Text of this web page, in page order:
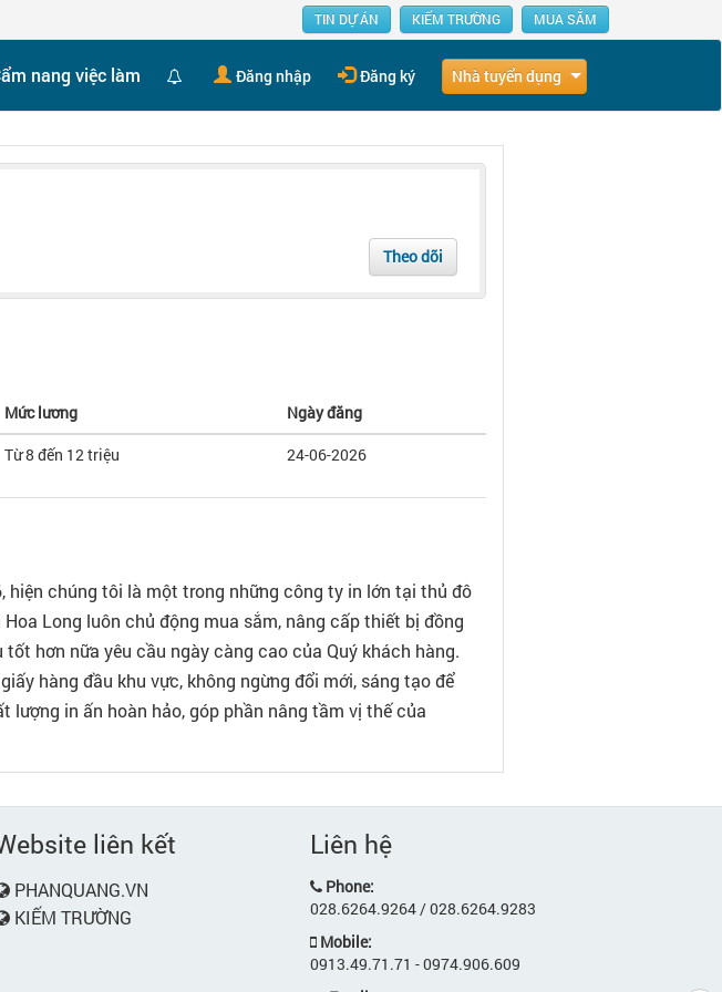
TIN DỰ ÁN KIẾM TRƯỜNG MUA SẮM
nang việc làm Đăng nhập Đăng ký Nhà tuyển dụng
Theo dõi
Mức lương
Ngày đăng
Từ 8 đến 12 triệu 24-06-2026
chúng tôi là một trong những công ty in lớn tại thủ đô
Long luôn chủ động mua sắm, nâng cấp thiết bị đồng
hơn nữa yêu cầu ngày càng cao của Quý khách hàng.
hàng đầu khu vực, không ngừng đổi mới, sáng tạo để
lượng in ấn hoàn hảo, góp phần nâng tầm vị thế của
liên kết
PHANQUANG.VN
KIẾM TRƯỜNG
Liên hệ
Phone:
028.6264.9264 / 028.6264.9283
Mobile:
0913.49.71.71 - 0974.906.609